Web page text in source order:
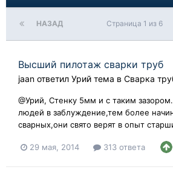
НАЗАД Страница 1 из 6
Высший пилотаж сварки труб
jaan ответил Урий тема в Сварка
@Урий, Стенку 5мм и с таким
людей в заблуждение,тем более
сварных,они свято верят в опыт
29 мая, 2014 313 ответа